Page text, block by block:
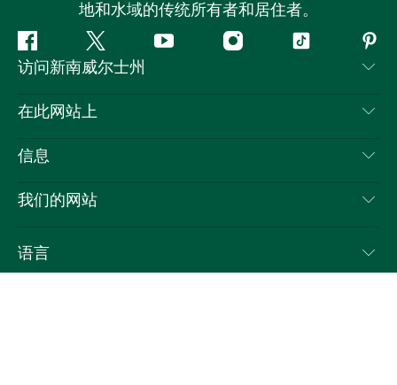
地和水域的传统所有者和居住者。
Facebook叽
叽
喳
YouTube Instagram抖
访问新南威尔士州
联系我们
隐私
Cookie 通知
在此网站上
目的地
新南威尔士州公路旅行
活动
住宿
信息
旅行信息
新南威尔士州的商业
我们的网站
新南威尔士州旅游局企业网站
语言